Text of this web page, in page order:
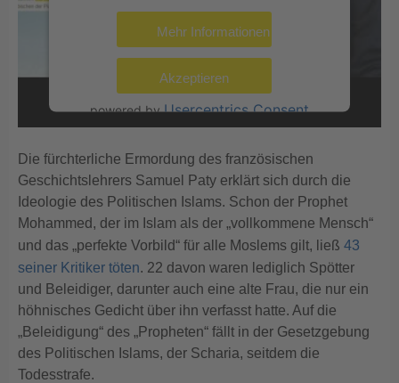
Mehr Informationen
Akzeptieren
powered byUsercentrics Consent
Management Platform&eRecht24
Die fürchterliche Ermordung des französischen
Geschichtslehrers Samuel Paty erklärt sich durch die
Ideologie des Politischen Islams. Schon der Prophet
Mohammed, der im Islam als der „vollkommene Mensch“
und das „perfekte Vorbild“ für alle Moslems gilt, ließ 43
seiner Kritiker töten. 22 davon waren lediglich Spötter
und Beleidiger, darunter auch eine alte Frau, die nur ein
höhnisches Gedicht über ihn verfasst hatte. Auf die
„Beleidigung“ des „Propheten“ fällt in der Gesetzgebung
des Politischen Islams, der Scharia, seitdem die
Todesstrafe.